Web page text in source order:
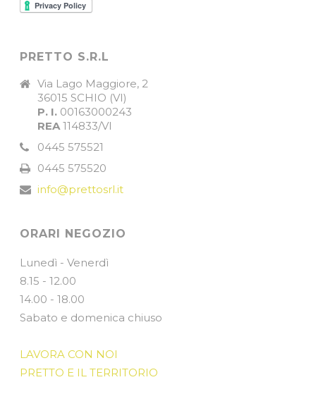
PRETTO S.R.L
Via Lago Maggiore, 2
36015 SCHIO (VI)
P. I. 00163000243
REA114833/VI
0445 575521
0445 575520
info@prettosrl.it
ORARI NEGOZIO
Lunedì - Venerdì
8.15 - 12.00
14.00 - 18.00
Sabato e domenica chiuso
LAVORA CON NOI
PRETTO E IL TERRITORIO